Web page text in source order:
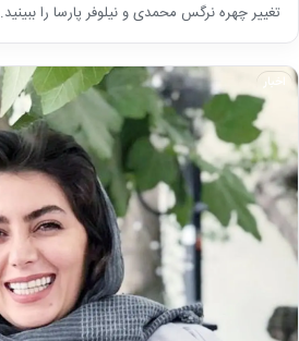
تغییر چهره نرگس محمدی و نیلوفر پارسا را ببینید.
اخبار